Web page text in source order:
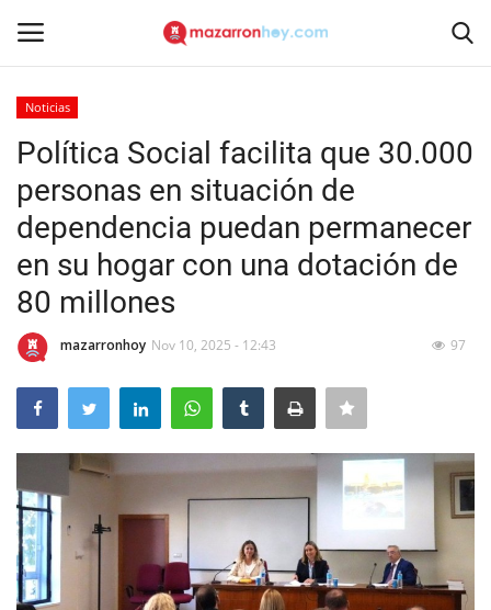
Inicio
Contacto
Noticias
Mazarrón Hoy
Entrevistas
Reportajes
Empresas
Mapa de Mazarrón
Noticias
Política Social facilita que 30.000
personas en situación de
dependencia puedan permanecer
en su hogar con una dotación de
80 millones
mazarronhoy Nov 10, 2025 - 12:43 97